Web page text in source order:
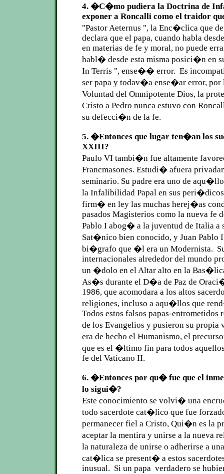
4. �C�mo pudiera la Doctrina de
exponer a Roncalli como el traidor
"Pastor Aeternus ", la Enc�clica que
declara que el papa, cuando habla
en materias de fe y moral, no puede
habl� desde esta misma posici�n en
In Terris ", ense�� error. Es
ser papa y todav�a ense�ar error, por
Voluntad del Omnipotente Dios, la
Cristo a Pedro nunca estuvo con
su defecci�n de la fe.
5. �Entonces que lugar ten�an los
XXIII?
Paulo VI tambi�n fue altamente
Francmasones. Estudi� afuera
seminario. Su padre era uno de
la Infalibilidad Papal en sus
firm� en ley las muchas herej�as
pasados Magisterios como la nueva fe
Pablo I abog� a la juventud de Italia a
Sat�nico bien conocido, y Juan Pablo
bi�grafo que �l era un Modernista.
internacionales alrededor del mundo
un �dolo en el Altar alto en la
As�s durante el D�a de Paz de
1986, que acomodara a los altos
religiones, incluso a aqu�llos que
Todos estos falsos papas-entrometidos
de los Evangelios y pusieron su
era de hecho el Humanismo, el
que es el �ltimo fin para todos
fe del Vaticano II.
6. �Entonces por qu� fue que el
lo sigui�?
Este conocimiento se volvi� una
todo sacerdote cat�lico que fue
permanecer fiel a Cristo, Qui�n es la
aceptar la mentira y unirse a la nueva
la naturaleza de unirse o adherirse a
cat�lica se present� a estos
inusual. Si un papa verdadero se